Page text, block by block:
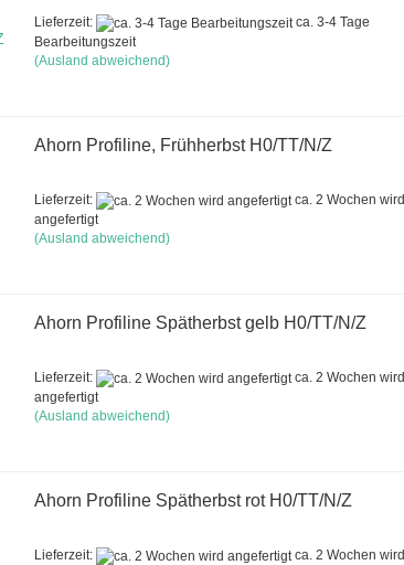
Lieferzeit:
ca. 3-4 Tage
Bearbeitungszeit
(Ausland abweichend)
Ahorn Profiline, Frühherbst H0/TT/N/Z
Lieferzeit:
ca. 2 Wochen wird
angefertigt
(Ausland abweichend)
Ahorn Profiline Spätherbst gelb H0/TT/N/Z
Lieferzeit:
ca. 2 Wochen wird
angefertigt
(Ausland abweichend)
Ahorn Profiline Spätherbst rot H0/TT/N/Z
Lieferzeit:
ca. 2 Wochen wird